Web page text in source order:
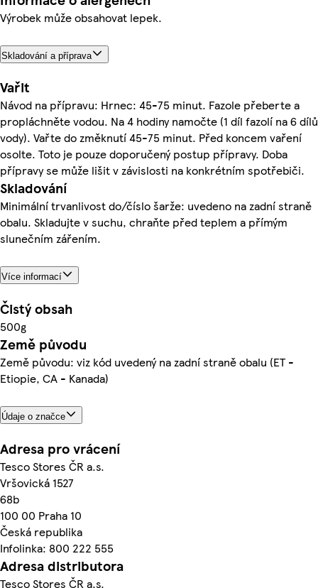
Výrobek může obsahovat lepek.
Skladování a příprava
Vařit
Návod na přípravu: Hrnec: 45-75 minut. Fazole přeberte a
propláchněte vodou. Na 4 hodiny namočte (1 díl fazolí na 6 dílů
vody). Vařte do změknutí 45-75 minut. Před koncem vaření
osolte. Toto je pouze doporučený postup přípravy. Doba
přípravy se může lišit v závislosti na konkrétním spotřebiči.
Skladování
Minimální trvanlivost do/číslo šarže: uvedeno na zadní straně
obalu. Skladujte v suchu, chraňte před teplem a přímým
slunečním zářením.
Více informací
Čistý obsah
500g
Země původu
Země původu: viz kód uvedený na zadní straně obalu (ET -
Etiopie, CA - Kanada)
Údaje o značce
Adresa pro vrácení
Tesco Stores ČR a.s.
Vršovická 1527
68b
100 00 Praha 10
Česká republika
Infolinka: 800 222 555
Adresa distributora
Tesco Stores ČR a.s.